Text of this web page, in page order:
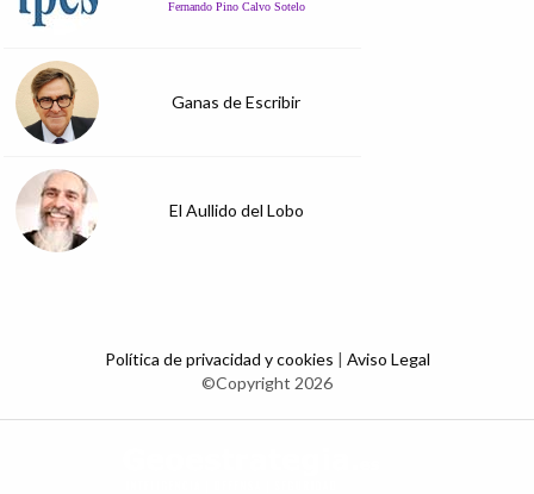
Fernando Pino Calvo Sotelo
Ganas de Escribir
El Aullido del Lobo
Política de privacidad y cookies | Aviso Legal
©Copyright 2026